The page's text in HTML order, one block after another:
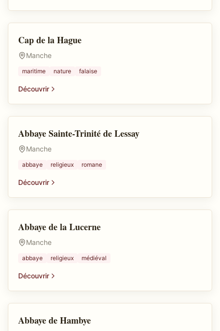
Site maritime
Cap de la Hague
Manche
maritime nature falaise
Découvrir
Abbaye
Abbaye Sainte-Trinité de Lessay
Manche
abbaye religieux romane
Découvrir
Abbaye
Abbaye de la Lucerne
Manche
abbaye religieux médiéval
Découvrir
Abbaye
Abbaye de Hambye